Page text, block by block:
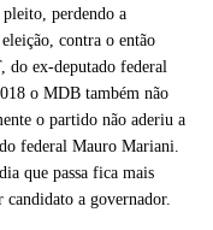
pleito, perdendo a
contra o então
do ex-deputado federal
o MDB também não
o partido não aderiu a
federal Mauro Mariani.
que passa fica mais
a governador.